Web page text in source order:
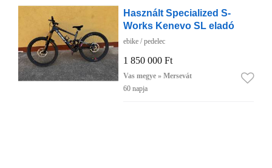
Használt Specialized S-
Works Kenevo SL eladó
ebike / pedelec
1 850 000 Ft
Vas megye » Mersevát
60 napja